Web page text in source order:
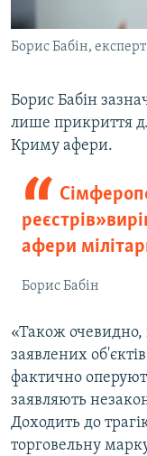
Борис Бабін,
Борис Бабін
лише прикриття
Криму афери.
реєстрів»
афери
Борис Бабін
«Також
заявлених
фактично
заявляють
Доходить до
торговельну